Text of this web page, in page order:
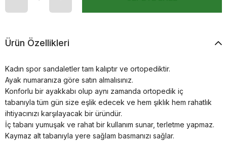
Ürün Özellikleri
Kadın spor sandaletler tam kalıptır ve ortopediktir.
Ayak numaranıza göre satın almalısınız.
Konforlu bir ayakkabı olup aynı zamanda ortopedik iç
tabanıyla tüm gün size eşlik edecek ve hem şıklık hem rahatlık
ihtiyacınızı karşılayacak bir üründür.
İç tabanı yumuşak ve rahat bir kullanım sunar, terletme yapmaz.
Kaymaz alt tabanıyla yere sağlam basmanızı sağlar.